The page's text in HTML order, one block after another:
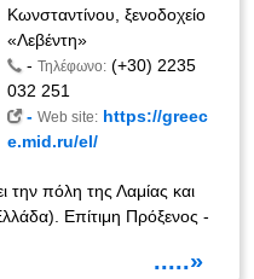
Κωνσταντίνου, ξενοδοχείο
«Λεβέντη»
-Τηλέφωνο: (+30) 2235
032 251
-Web site: https://greec
e.mid.ru/el/
την πόλη της Λαμίας και
Επίτιμη Πρόξενος -
.....»